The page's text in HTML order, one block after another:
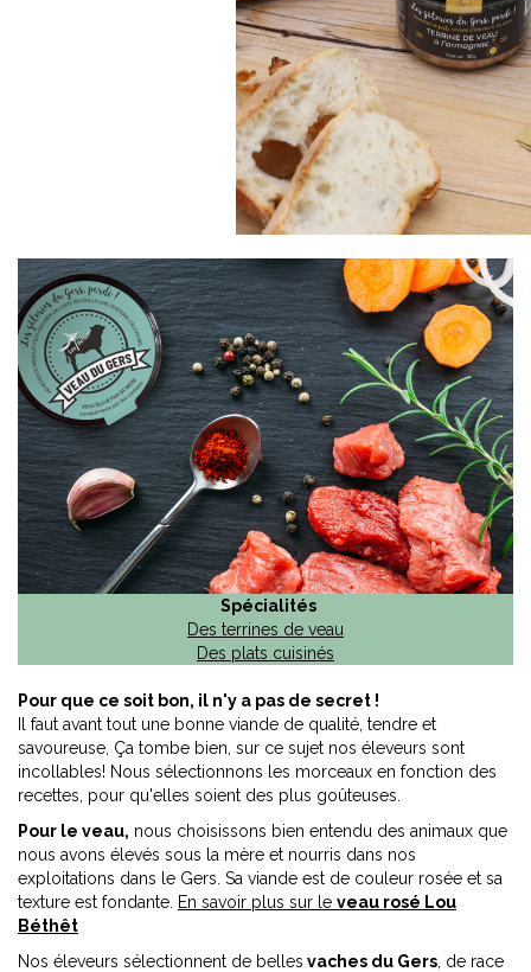
Spécialités
Des terrines de veau
Des plats cuisinés
Pour que ce soit bon, il n'y a pas de secret !
Il faut avant tout une bonne viande de qualité, tendre et
savoureuse, Ça tombe bien, sur ce sujet nos éleveurs sont
incollables! Nous sélectionnons les morceaux en fonction des
recettes, pour qu'elles soient des plus goûteuses.
Pour le veau, nous choisissons bien entendu des animaux que
nous avons élevés sous la mère et nourris dans nos
exploitations dans le Gers. Sa viande est de couleur rosée et sa
texture est fondante. En savoir plus sur le veau rosé Lou
Béthêt
Nos éleveurs sélectionnent de belles vaches du Gers , de race